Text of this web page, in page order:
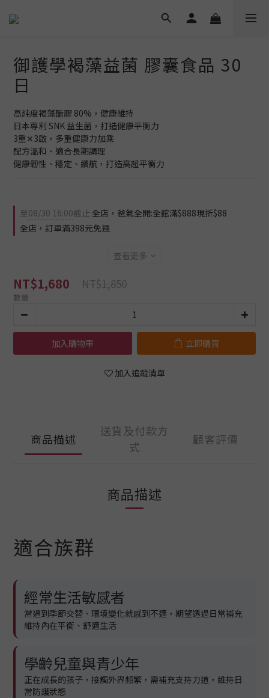
御護學褐藻益菌 膠囊食品 30
日
高純度褐藻醣膠 80%，健康維持
日本專利 SNK 益生菌，打造健康平衡力
3重✕3啟，多重健康力加乘
配方溫和、適合長期調理
健康韌性、穩定、續航，打造高超平衡力
至08/30 16:00截止 全店，爸氣全開:全館滿$888現折$88
全店，訂單滿398元免運
查看更多
NT$1,680 NT$1,850
數量
加入購物車 立即購買
加入追蹤清單
商品描述
送貨及付款方
式
顧客評價
商品描述
適合族群
經常生活敏感者
常遇到季節交替、環境變化就感到不適，期望透過日常補充
維持內在平衡、舒適生活
學齡兒童與青少年
正在成長的孩子，接觸外界頻繁，需補充支持力道，維持日
常防護狀態